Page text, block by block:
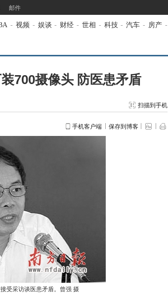
邮件
- 视频 - 娱谈 - 财经 - 世相 - 科技 - 汽车 - 房产 -
700摄像头 防医患矛盾
扫描到手机
手机客户端 保存到博客
受采访谈医患矛盾。曾强 摄